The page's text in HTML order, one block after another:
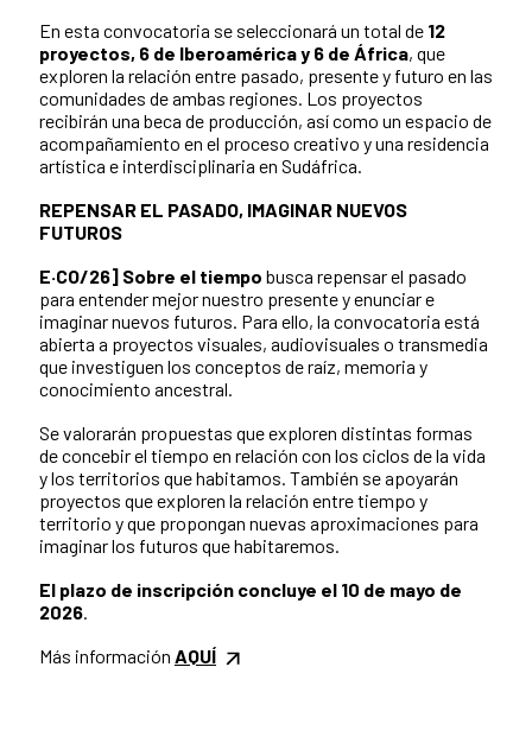
En esta convocatoria se seleccionará un total de 12
proyectos, 6 de Iberoamérica y 6 de África, que
exploren la relación entre pasado, presente y futuro en las
comunidades de ambas regiones. Los proyectos
recibirán una beca de producción, así como un espacio de
acompañamiento en el proceso creativo y una residencia
artística e interdisciplinaria en Sudáfrica.
REPENSAR EL PASADO, IMAGINAR NUEVOS
FUTUROS
E·CO/26] Sobre el tiempo busca repensar el pasado
para entender mejor nuestro presente y enunciar e
imaginar nuevos futuros. Para ello, la convocatoria está
abierta a proyectos visuales, audiovisuales o transmedia
que investiguen los conceptos de raíz, memoria y
conocimiento ancestral.
Se valorarán propuestas que exploren distintas formas
de concebir el tiempo en relación con los ciclos de la vida
y los territorios que habitamos. También se apoyarán
proyectos que exploren la relación entre tiempo y
territorio y que propongan nuevas aproximaciones para
imaginar los futuros que habitaremos.
El plazo de inscripción concluye el 10 de mayo de
2026.
Más información AQUÍ